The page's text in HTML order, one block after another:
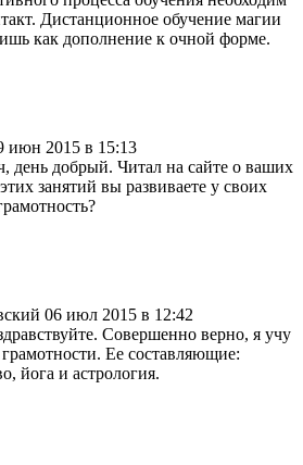
Дистанционное обучение магии
как дополнение к очной форме.
июн 2015 в 15:13
день добрый. Читал на сайте о ваших
занятий вы развиваете у своих
06 июл 2015 в 12:42
Совершенно верно, я учу
Ее составляющие:
йога и астрология.